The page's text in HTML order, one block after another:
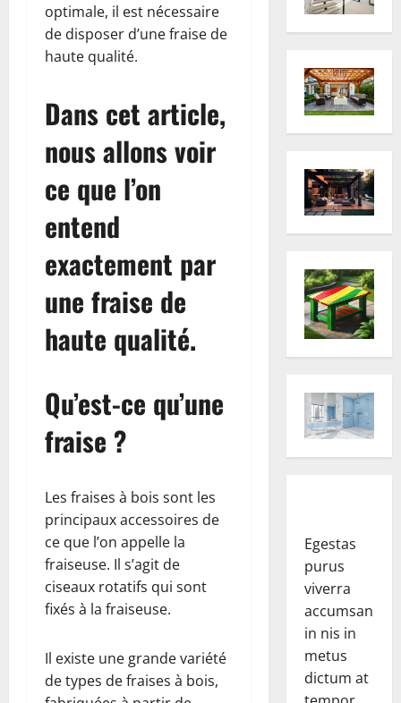
optimale, il est nécessaire
de disposer d’une fraise de
haute qualité.
Dans cet article,
nous allons voir
ce que l’on
entend
exactement par
une fraise de
haute qualité.
Qu’est-ce qu’une
fraise ?
Les fraises à bois sont les
principaux accessoires de
ce que l’on appelle la
fraiseuse. Il s’agit de
ciseaux rotatifs qui sont
fixés à la fraiseuse.
Il existe une grande variété
de types de fraises à bois,
Egestas
purus
viverra
accumsan
in nis in
metus
dictum at